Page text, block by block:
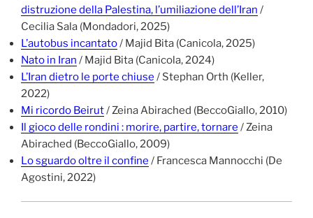
distruzione della Palestina, l’umiliazione dell’Iran /
Cecilia Sala (Mondadori, 2025)
L’autobus incantato/ Majid Bita (Canicola, 2025)
Nato in Iran / Majid Bita (Canicola, 2024)
L’Iran dietro le porte chiuse / Stephan Orth (Keller,
2022)
Mi ricordo Beirut/ Zeina Abirached (BeccoGiallo, 2010)
Il gioco delle rondini : morire, partire, tornare / Zeina
Abirached (BeccoGiallo, 2009)
Lo sguardo oltre il confine / Francesca Mannocchi (De
Agostini, 2022)